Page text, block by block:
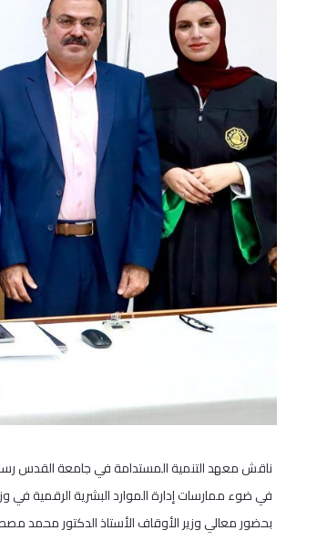
ناقش معهد التنمية المستدامة في جامعة القدس
في ضوء ممارسات إدارة الموارد البشرية الرقمية في
بحضور معالي وزير الأوقاف الأستاذ الدكتور محمد